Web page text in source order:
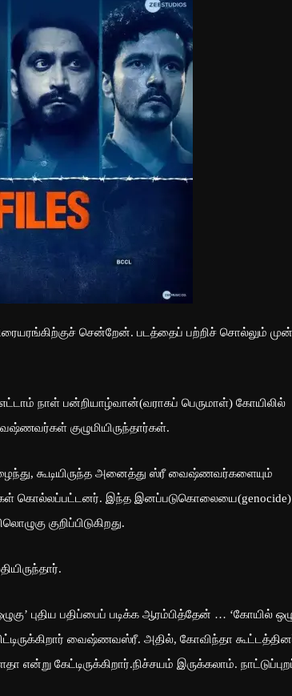
சென்றேன். படத்தைப் பற்றிச் சொல்லும் முன்
நாள் பன்றியாழ்வான்(வராகப் பெருமாள்) கோயிலில்
குழுமியிருந்தார்கள்.
கூடியிருந்த அனைத்து ஸ்ரீ வைஷ்ணவர்களையும்
கொல்லப்பட்டனர். இந்த இனப்படுகொலையை(genocide)
குறிப்பிடுகிறது.
பதிப்பைப் படிக்க ஆரம்பித்தேன் … ‘கோயில்
வைஷ்ணவஸ்ரீ. அதில், கோவிந்தா
கேட்டிருக்கிறார்.நிச்சயம் இருக்கலாம்.